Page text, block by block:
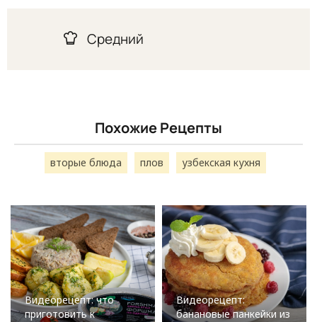
Средний
Похожие Рецепты
вторые блюда плов узбекская кухня
Видеорецепт: что
приготовить к
Видеорецепт:
банановые панкейки из